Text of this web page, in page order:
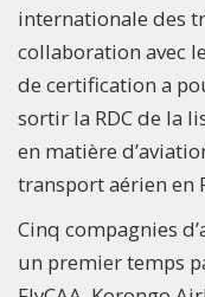
internationale des
collaboration avec
de certification a
sortir la RDC de la
en matière
transport aérien en
Cinq compagnies
un premier temps